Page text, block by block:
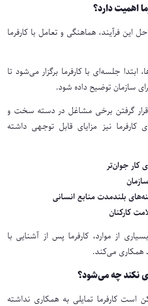
اهمیت دارد؟
این فرآیند، هماهنگی و تعامل با کارفرما
ابتدا جلسه‌ای با کارفرما برگزار می‌شود تا
سازمان توضیح داده شود.
قرار گرفتن برخی مشاغل در دسته سخت و
کارفرما نیز مزایای قابل توجهی داشته
کار جوان‌تر
بلندمدت منابع انسانی
کارکنان
از موارد، کارفرما پس از آشنایی با
همکاری می‌کند.
نکند چه می‌شود؟
است کارفرما تمایلی به همکاری نداشته